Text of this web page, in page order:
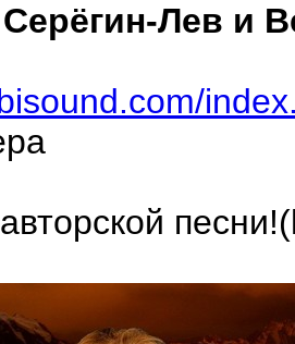
Лев и